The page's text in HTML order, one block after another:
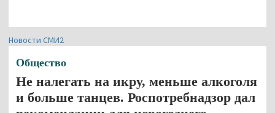
Новости СМИ2
Общество
Не налегать на икру, меньше алкоголя
и больше танцев. Роспотребнадзор дал